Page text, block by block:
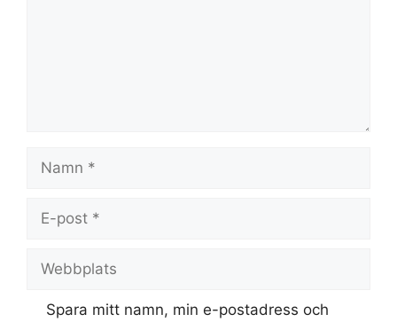
Namn
Webbplats
Spara mitt namn, min e-postadress och